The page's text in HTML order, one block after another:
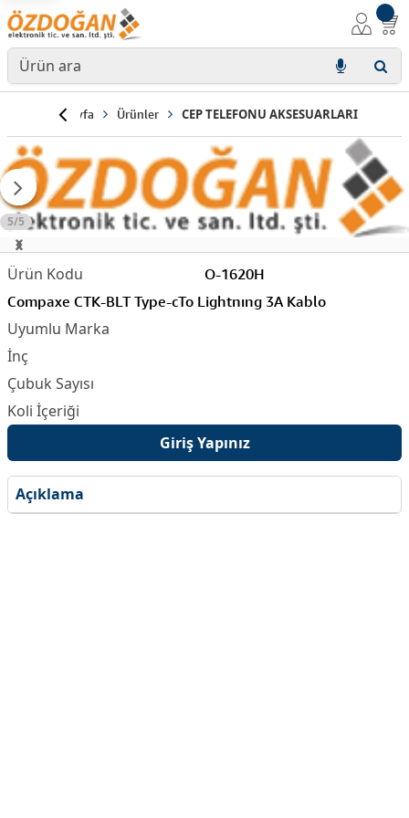
Anasayfa Ürünler CEP TELEFONU AKSESUARLARI
5/5
O-1620H
Compaxe CTK-BLT Type-cTo Lightnıng 3A Kablo
Giriş Yapınız
Açıklama